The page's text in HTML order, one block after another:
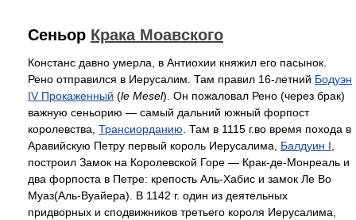
Сеньор Крака Моавского
Констанс давно умерла, в Антиохии княжил его пасынок.
Рено отправился в Иерусалим. Там правил 16-летний Бодуэн
IV Прокаженный (le Mesel). Он пожаловал Рено (через брак)
важную сеньорию — самый дальний южный форпост
королевства, Трансиорданию. Там в 1115 г.во время похода в
Аравийскую Петру первый король Иерусалима, Балдуин I,
построил Замок на Королевской Горе — Крак-де-Монреаль и
два форпоста в Петре: крепость Аль-Хабис и замок Ле Во
Муаз(Аль-Вуайера). В 1142 г. один из деятельных
придворных и сподвижников третьего короля Иерусалима,